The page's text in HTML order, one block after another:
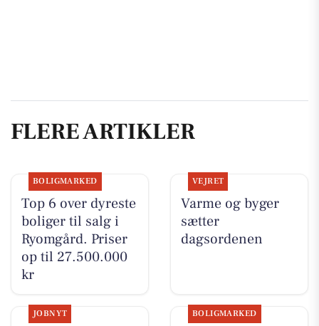
FLERE ARTIKLER
BOLIGMARKED
Top 6 over dyreste
boliger til salg i
Ryomgård. Priser
op til 27.500.000
kr
VEJRET
Varme og byger
sætter
dagsordenen
JOBNYT BOLIGMARKED